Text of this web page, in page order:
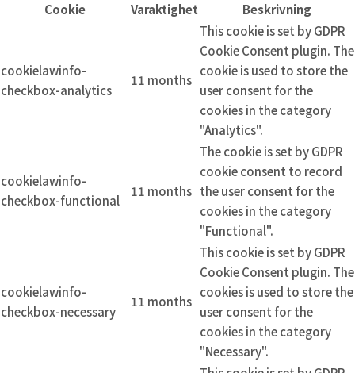
Cookie
Varaktighet Beskrivning
cookielawinfo-
checkbox-analytics
11 months
This cookie is set by GDPR
Cookie Consent plugin. The
cookie is used to store the
user consent for the
cookies in the category
"Analytics".
cookielawinfo-
checkbox-functional
11 months
The cookie is set by GDPR
cookie consent to record
the user consent for the
cookies in the category
"Functional".
cookielawinfo-
checkbox-necessary
11 months
This cookie is set by GDPR
Cookie Consent plugin. The
cookies is used to store the
user consent for the
cookies in the category
"Necessary".